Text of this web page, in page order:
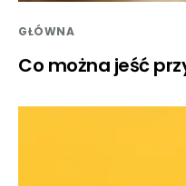
GŁÓWNA
Co można jeść